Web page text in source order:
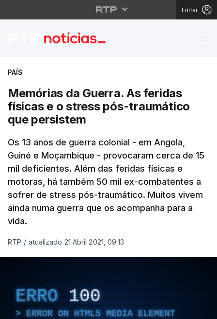
Entrar
Memórias da Guerra.
PAÍS
Memórias da Guerra. As feridas
físicas e o stress pós-traumático
que persistem
Os 13 anos de guerra colonial - em Angola,
Guiné e Moçambique - provocaram cerca de 15
mil deficientes. Além das feridas físicas e
motoras, há também 50 mil ex-combatentes a
sofrer de stress pós-traumático. Muitos vivem
ainda numa guerra que os acompanha para a
vida.
RTP / atualizado 21 Abril 2021, 09:13
ERRO 100
ERROR ON HTML5 MEDIA ELEMENT